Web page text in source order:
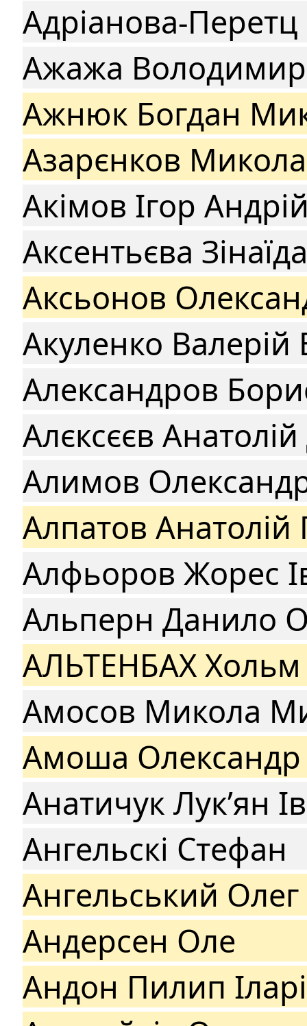
Адріанова-
Ажажа
Ажнюк Богдан
Азарєнков
Акімов Ігор
Аксентьєва
Аксьонов
Акуленко Валерій
Александров
Алєксєєв
Алимов
Алпатов
Алфьоров Жорес
Альперн Данило
АЛЬТЕНБАХ Хольм
Амосов Микола
Амоша Олександр
Анатичук Лук’ян
Ангельскі Стефан
Ангельський
Андерсен Оле
Андон Пилип